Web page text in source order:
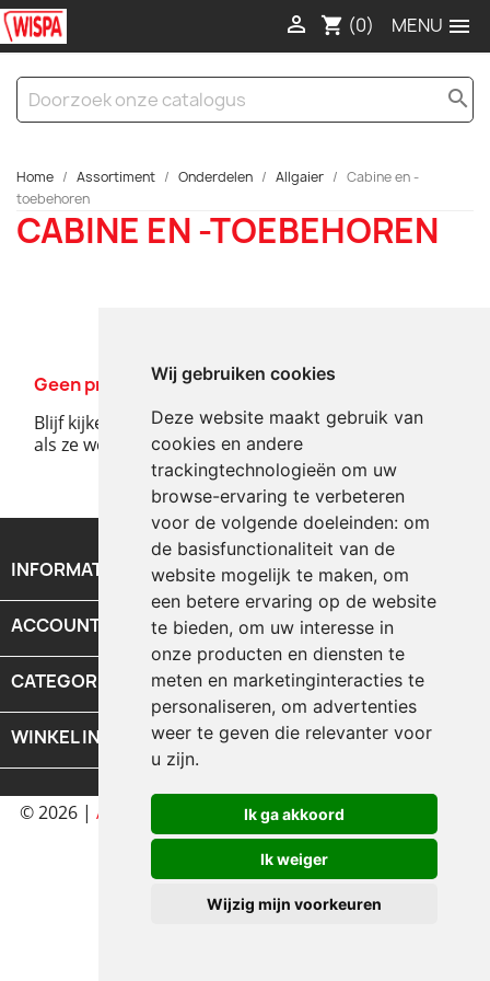
Wij gebruiken cookies
Deze website maakt gebruik van
cookies en andere
trackingtechnologieën om uw
browse-ervaring te verbeteren
voor de volgende doeleinden: om
de basisfunctionaliteit van de
website mogelijk te maken, om
een betere ervaring op de website
te bieden, om uw interesse in
onze producten en diensten te
meten en marketinginteracties te
personaliseren, om advertenties
weer te geven die relevanter voor
u zijn.
Ik ga akkoord
Ik weiger
Wijzig mijn voorkeuren

shopping_cart (0)

search
Home Assortiment Onderdelen Allgaier
Cabine en -
toebehoren
CABINE EN -TOEBEHOREN
Geen producten beschikbaar.
Blijf kijken! Meer producten worden hier getoond
als ze worden toegevoegd.
INFORMATIE
ACCOUNT
CATEGORIEEN
WINKEL INFORMATIE
© 2026 | Algemene voorwaarden|Privacy verklaring
Ontwikkeling & Design doorDIMA.